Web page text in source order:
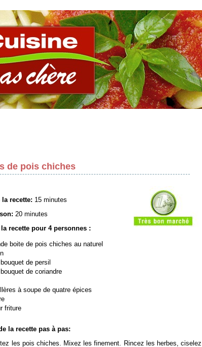
de pois chiches
la recette: 15 minutes
20 minutes
recette pour 4 personnes :
boite de pois chiches au naturel
de persil
de coriandre
à soupe de quatre épices
friture
la recette pas à pas:
les pois chiches. Mixez les finement. Rincez les herbes, ciselez